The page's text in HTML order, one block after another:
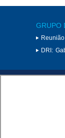
GRUPO
DRI: